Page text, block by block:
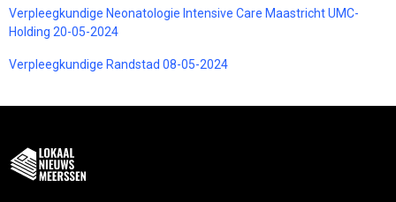
Verpleegkundige Neonatologie Intensive Care Maastricht UMC-
Holding 20-05-2024
Verpleegkundige Randstad 08-05-2024